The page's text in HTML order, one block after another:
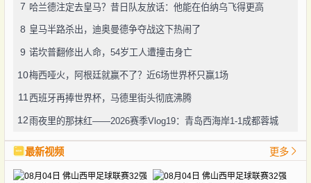
7 哈兰德注定去皇马？昔日队友放话：他能在伯纳乌飞得更高
8 皇马半路杀出，迪奥曼德争夺战这下热闹了
9 诺坎普翻修出人命，54岁工人遭撞击身亡
10梅西哑火，阿根廷就赢不了？近6场世界杯只赢1场
11 西班牙再捧世界杯，马德里街头彻底沸腾
12 雨夜里的那抹红——2026赛季Vlog19：青岛西海岸1-1成都蓉城
最新视频 更多